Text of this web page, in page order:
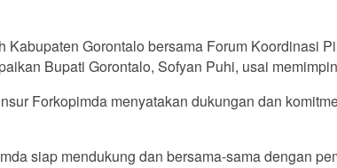
Kabupaten Gorontalo bersama Forum Koordinasi
Bupati Gorontalo, Sofyan Puhi, usai
Forkopimda menyatakan dukungan dan
siap mendukung dan bersama-sama dengan